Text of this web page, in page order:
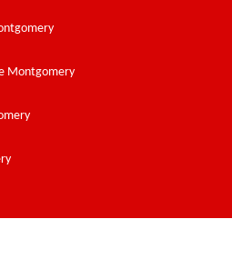
Montgomery